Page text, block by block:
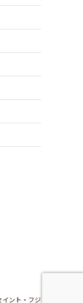
ント・フジ